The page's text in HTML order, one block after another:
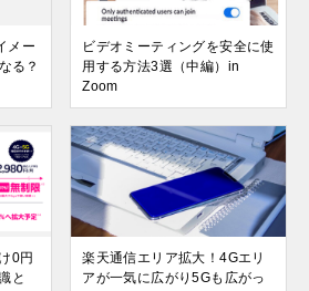
メー
る？
ビデオミーティングを安全に使
用する方法3選（中編）in
Zoom
0円
と
楽天通信エリア拡大！4Gエリ
アが一気に広がり5Gも広がっ